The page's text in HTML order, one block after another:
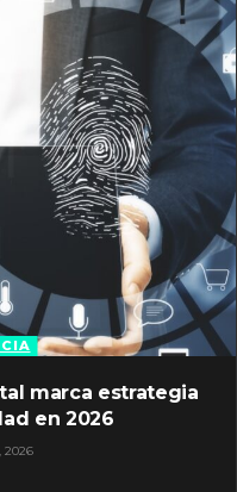
marca estrategia
en 2026
2026